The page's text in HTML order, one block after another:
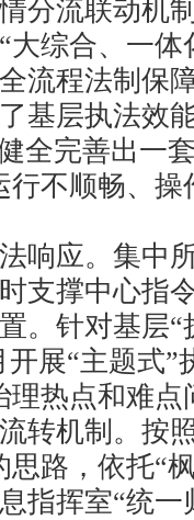
流联动机
综合、一体
流程法制保
基层执法效
全完善出一
行不顺畅、
应。集中
支撑中心指
。针对基层“
开展“主题式”
理热点和难点
机制。按照
路，依托“
指挥室“统